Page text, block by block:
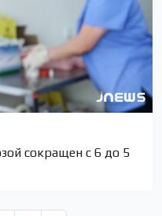
сокращен с 6 до 5